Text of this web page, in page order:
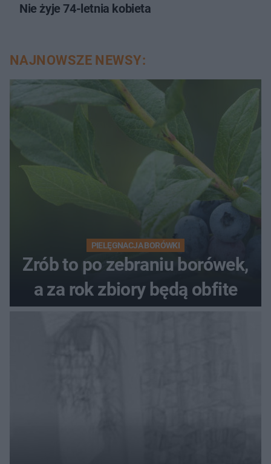
Nie żyje 74-letnia kobieta
NAJNOWSZE NEWSY:
PIELĘGNACJA BORÓWKI
Zrób to po zebraniu borówek,
a za rok zbiory będą obfite